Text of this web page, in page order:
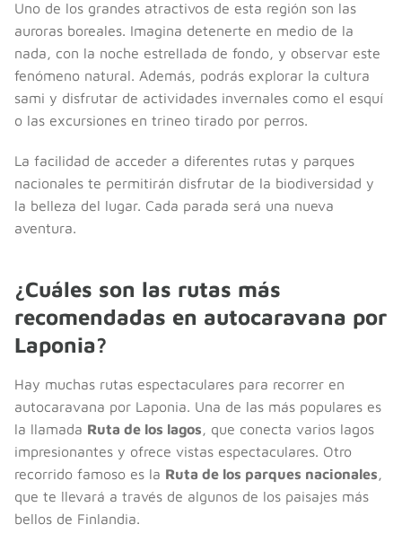
Uno de los grandes atractivos de esta región son las
auroras boreales. Imagina detenerte en medio de la
nada, con la noche estrellada de fondo, y observar este
fenómeno natural. Además, podrás explorar la cultura
sami y disfrutar de actividades invernales como el esquí
o las excursiones en trineo tirado por perros.
La facilidad de acceder a diferentes rutas y parques
nacionales te permitirán disfrutar de la biodiversidad y
la belleza del lugar. Cada parada será una nueva
aventura.
¿Cuáles son las rutas más
recomendadas en autocaravana por
Laponia?
Hay muchas rutas espectaculares para recorrer en
autocaravana por Laponia. Una de las más populares es
la llamada Ruta de los lagos, que conecta varios lagos
impresionantes y ofrece vistas espectaculares. Otro
recorrido famoso es la Ruta de los parques nacionales,
que te llevará a través de algunos de los paisajes más
bellos de Finlandia.